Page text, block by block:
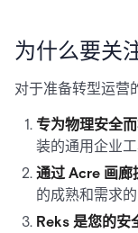
为什么要关
对于准备转型运营
专为物理安全
装的通用企业
通过 Acre 画廊
的成熟和需求
Reks 是您的安